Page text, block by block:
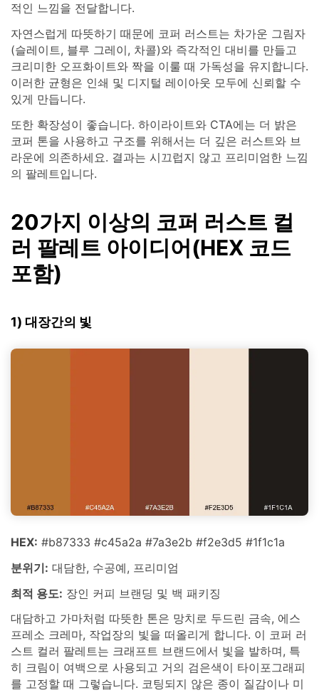
적인 느낌을 전달합니다.
자연스럽게 따뜻하기 때문에 코퍼 러스트는 차가운 그림자
(슬레이트, 블루 그레이, 차콜)와 즉각적인 대비를 만들고
크리미한 오프화이트와 짝을 이룰 때 가독성을 유지합니다.
이러한 균형은 인쇄 및 디지털 레이아웃 모두에 신뢰할 수
있게 만듭니다.
또한 확장성이 좋습니다. 하이라이트와 CTA에는 더 밝은
코퍼 톤을 사용하고 구조를 위해서는 더 깊은 러스트와 브
라운에 의존하세요. 결과는 시끄럽지 않고 프리미엄한 느낌
의 팔레트입니다.
20가지 이상의 코퍼 러스트 컬
러 팔레트 아이디어(HEX 코드
포함)
1) 대장간의 빛
HEX: #b87333 #c45a2a #7a3e2b #f2e3d5 #1f1c1a
분위기: 대담한, 수공예, 프리미엄
최적 용도: 장인 커피 브랜딩 및 백 패키징
대담하고 가마처럼 따뜻한 톤은 망치로 두드린 금속, 에스
프레소 크레마, 작업장의 빛을 떠올리게 합니다. 이 코퍼 러
스트 컬러 팔레트는 크래프트 브랜드에서 빛을 발하며, 특
히 크림이 여백으로 사용되고 거의 검은색이 타이포그래피
를 고정할 때 그렇습니다. 코팅되지 않은 종이 질감이나 미